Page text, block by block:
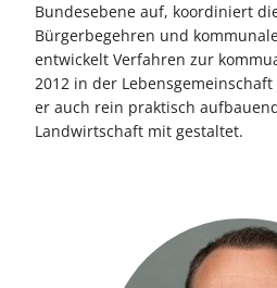
Bundesebene auf, koordiniert
Bürgerbegehren und
entwickelt Verfahren zur
2012 in der
er auch rein praktisch
Landwirtschaft mit gestaltet.